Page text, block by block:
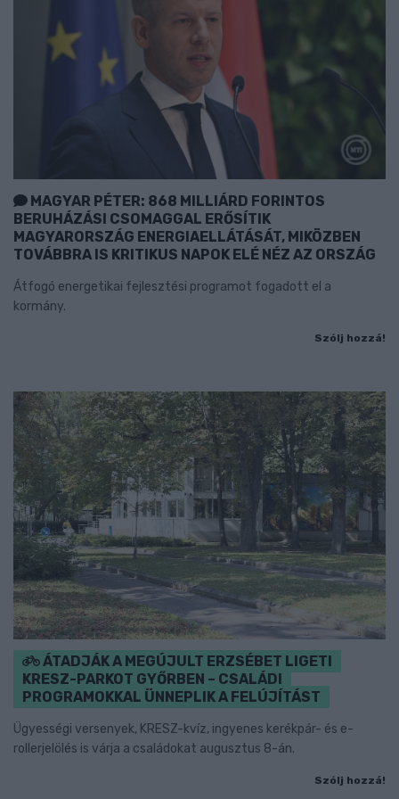
MAGYAR PÉTER: 868 MILLIÁRD FORINTOS
BERUHÁZÁSI CSOMAGGAL ERŐSÍTIK
MAGYARORSZÁG ENERGIAELLÁTÁSÁT, MIKÖZBEN
TOVÁBBRA IS KRITIKUS NAPOK ELÉ NÉZ AZ ORSZÁG
Átfogó energetikai fejlesztési programot fogadott el a
kormány.
Szólj hozzá!
ÁTADJÁK A MEGÚJULT ERZSÉBET LIGETI
KRESZ-PARKOT GYŐRBEN – CSALÁDI
PROGRAMOKKAL ÜNNEPLIK A FELÚJÍTÁST
Ügyességi versenyek, KRESZ-kvíz, ingyenes kerékpár- és e-
rollerjelölés is várja a családokat augusztus 8-án.
Szólj hozzá!